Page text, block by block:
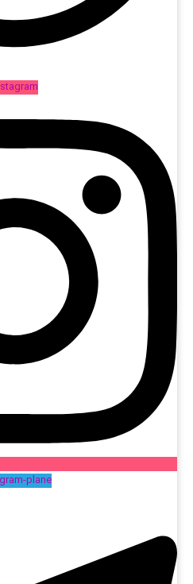
Instagram
Telegram-plane